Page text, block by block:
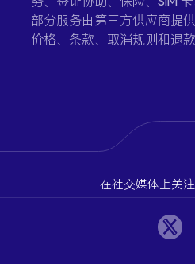
部分服务由第三方供应商提
价格、条款、取消规则和退款
在社交媒体上关